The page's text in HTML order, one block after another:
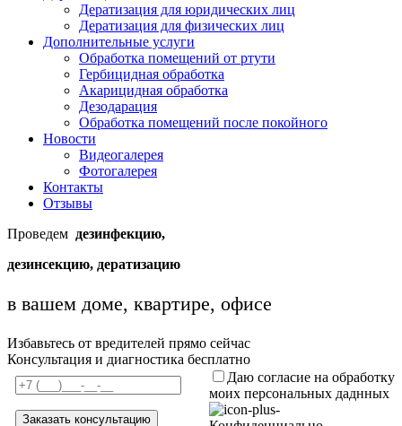
Дератизация для юридических лиц
Дератизация для физических лиц
Дополнительные услуги
Обработка помещений от ртути
Гербицидная обработка
Акарицидная обработка
Дезодарация
Обработка помещений после покойного
Новости
Видеогалерея
Фотогалерея
Контакты
Отзывы
Проведем дезинфекцию,
дезинсекцию, дератизацию
в вашем доме, квартире, офисе
Избавьтесь от вредителей прямо сейчас
Консультация и диагностика бесплатно
Даю согласие на обработку
моих персональных даднных